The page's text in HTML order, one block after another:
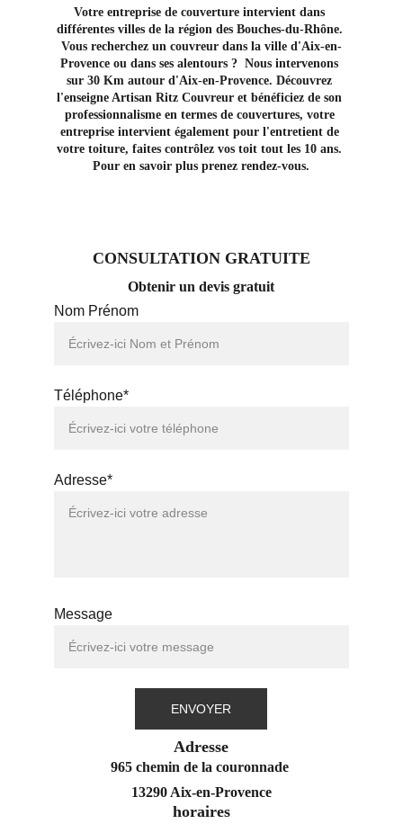
Nom Prénom
Téléphone*
Adresse*
Message
ENVOYER
Adresse
965 chemin de la couronnade
13290 Aix-en-Provence
Votre entreprise de couverture intervient dans
différentes villes de la région des Bouches-du-Rhône.
Vous recherchez un couvreur dans la ville d'Aix-en-
Provence ou dans ses alentours ?  Nous intervenons
sur 30 Km autour d'Aix-en-Provence. Découvrez
l'enseigne Artisan Ritz Couvreur et bénéficiez de son
professionnalisme en termes de couvertures, votre
entreprise intervient également pour l'entretient de
votre toiture, faites contrôlez vos toit tout les 10 ans.
Pour en savoir plus prenez rendez-vous.
CONSULTATION GRATUITE
Obtenir un devis gratuit
horaires